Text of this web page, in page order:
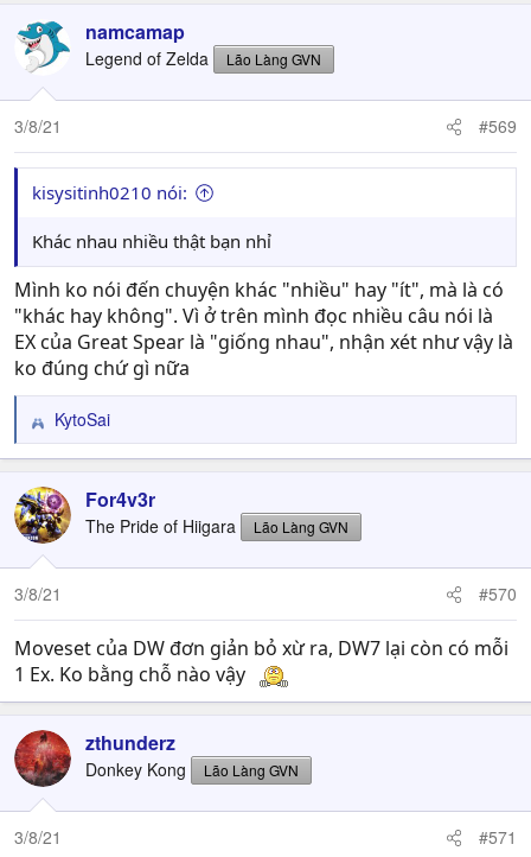
namcamap
Legend of Zelda Lão Làng GVN
3/8/21 #569
kisysitinh0210 nói:
Khác nhau nhiều thật bạn nhỉ
Mình ko nói đến chuyện khác "nhiều" hay "ít", mà là có
"khác hay không". Vì ở trên mình đọc nhiều câu nói là
EX của Great Spear là "giống nhau", nhận xét như vậy là
ko đúng chứ gì nữa
R
e
c
t
i
o
n
KytoSai
For4v3r
The Pride of Hiigara Lão Làng GVN
3/8/21 #570
Moveset của DW đơn giản bỏ xừ ra, DW7 lại còn có mỗi
1 Ex. Ko bằng chỗ nào vậy
zthunderz
Donkey Kong Lão Làng GVN
3/8/21 #571